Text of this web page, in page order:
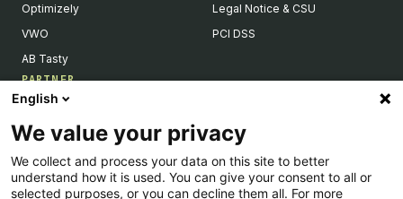
Optimizely
VWO
AB Tasty
PARTNER
Tech Partner & Integrationen
Become a Partner
Integrations Directory
Partners Directory
Legal Notice & CSU
PCI DSS
English
We value your privacy
We collect and process your data on this site to better
understand how it is used. You can give your consent to all or
selected purposes, or you can decline them all. For more